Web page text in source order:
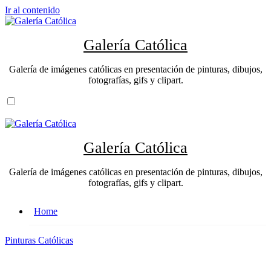
Ir al contenido
Galería Católica
Galería de imágenes católicas en presentación de pinturas, dibujos,
fotografías, gifs y clipart.
Galería Católica
Galería de imágenes católicas en presentación de pinturas, dibujos,
fotografías, gifs y clipart.
Home
Pinturas Católicas